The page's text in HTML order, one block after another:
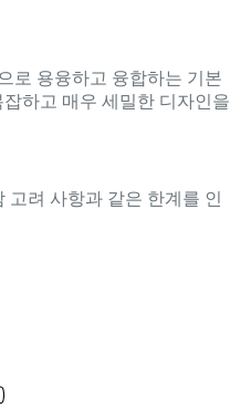
로 용융하고 융합하는 기본
하고 매우 세밀한 디자인을
려 사항과 같은 한계를 인